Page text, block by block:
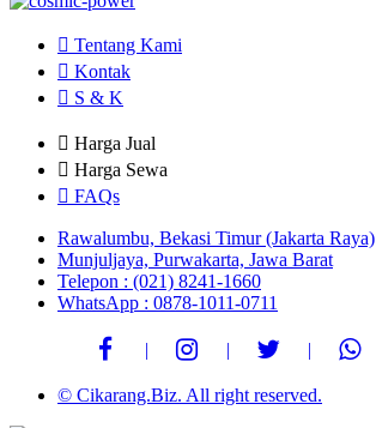
Tentang Kami
Kontak
S & K
Harga Jual
Harga Sewa
FAQs
Rawalumbu, Bekasi Timur (Jakarta Raya)
Munjuljaya, Purwakarta, Jawa Barat
Telepon : (021) 8241-1660
WhatsApp : 0878-1011-0711
© Cikarang.Biz. All right reserved.